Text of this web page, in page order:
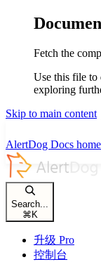
Fetch the
Use this file to
exploring
Skip to main content
AlertDog Docs
Search...
⌘ K
升级 Pro
控制台